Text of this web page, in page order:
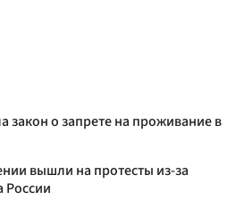
закон о запрете на проживание в
вышли на протесты из-за
России